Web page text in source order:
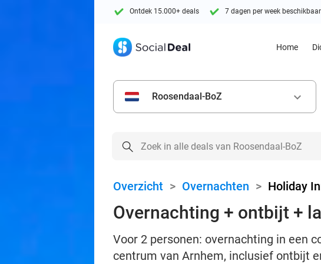
Ontdek 15.000+ deals 7 dagen per week beschikbaar
Home
Roosendaal-BoZ keyboard_arrow_down
Overzicht > Overnachten > Holiday
Overnachting + ontbijt +
Voor 2 personen: overnachting in een
centrum van Arnhem, inclusief ontbijt